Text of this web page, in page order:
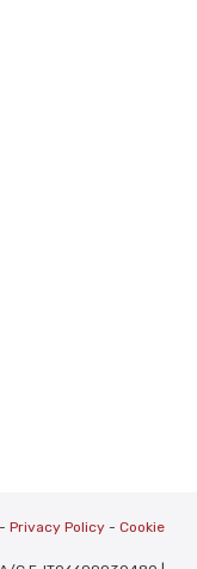
Privacy Policy- Cookie